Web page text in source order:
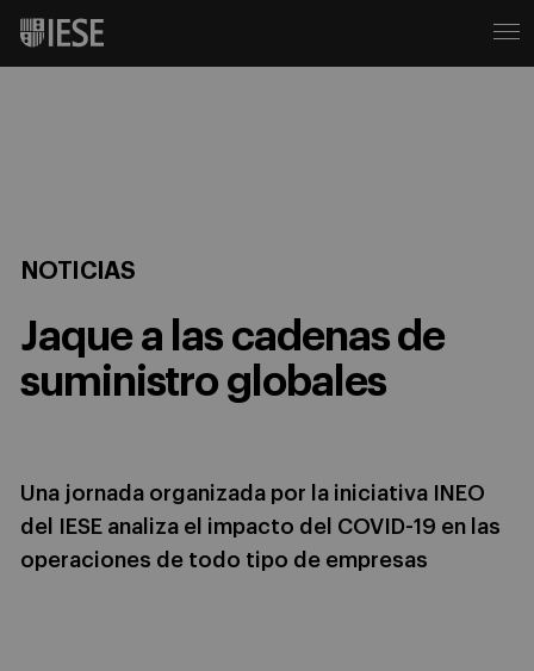
NOTICIAS
Jaque a las cadenas de
suministro globales
Una jornada organizada por la iniciativa INEO
del IESE analiza el impacto del COVID-19 en las
operaciones de todo tipo de empresas